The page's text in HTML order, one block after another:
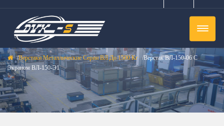
Верстаки Металлические Серии ВЛ До 1500 Кг
Верстак ВЛ-150-06 С
Экраном ВЛ-150-Э1